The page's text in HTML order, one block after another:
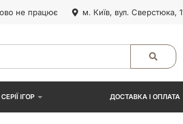
не працює м. Київ, вул. Сверстюка,
СЕРІЇ ІГОР ДОСТАВКА І ОПЛАТА